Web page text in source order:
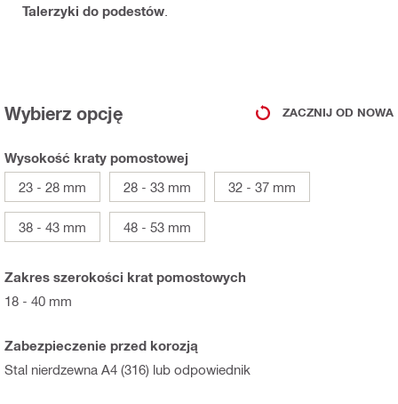
Talerzyki do podestów
Wybierz opcję ZACZNIJ OD NOWA
Wysokość kraty pomostowej
23 - 28 mm
28 - 33 mm 32 - 37 mm
38 - 43 mm 48 - 53 mm
Zakres szerokości krat pomostowych
18 - 40 mm
Zabezpieczenie przed korozją
Stal nierdzewna A4 (316) lub odpowiednik